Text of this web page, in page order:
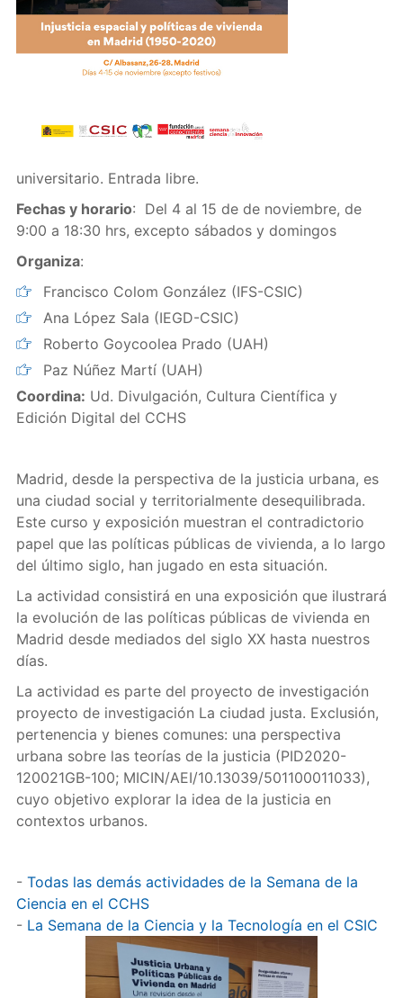
universitario. Entrada libre.
Fechas y horario: Del 4 al 15 de de noviembre, de
9:00 a 18:30 hrs, excepto sábados y domingos
Organiza:
Francisco Colom González (IFS-CSIC)
Ana López Sala (IEGD-CSIC)
Roberto Goycoolea Prado (UAH)
Paz Núñez Martí (UAH)
Coordina: Ud. Divulgación, Cultura Científica y
Edición Digital del CCHS
Madrid, desde la perspectiva de la justicia urbana, es
una ciudad social y territorialmente desequilibrada.
Este curso y exposición muestran el contradictorio
papel que las políticas públicas de vivienda, a lo largo
del último siglo, han jugado en esta situación.
La actividad consistirá en una exposición que ilustrará
la evolución de las políticas públicas de vivienda en
Madrid desde mediados del siglo XX hasta nuestros
días.
La actividad es parte del proyecto de investigación
proyecto de investigación La ciudad justa. Exclusión,
pertenencia y bienes comunes: una perspectiva
urbana sobre las teorías de la justicia (PID2020-
120021GB-100; MICIN/AEI/10.13039/501100011033),
cuyo objetivo explorar la idea de la justicia en
contextos urbanos.
- Todas las demás actividades de la Semana de la
Ciencia en el CCHS
- La Semana de la Ciencia y la Tecnología en el CSIC